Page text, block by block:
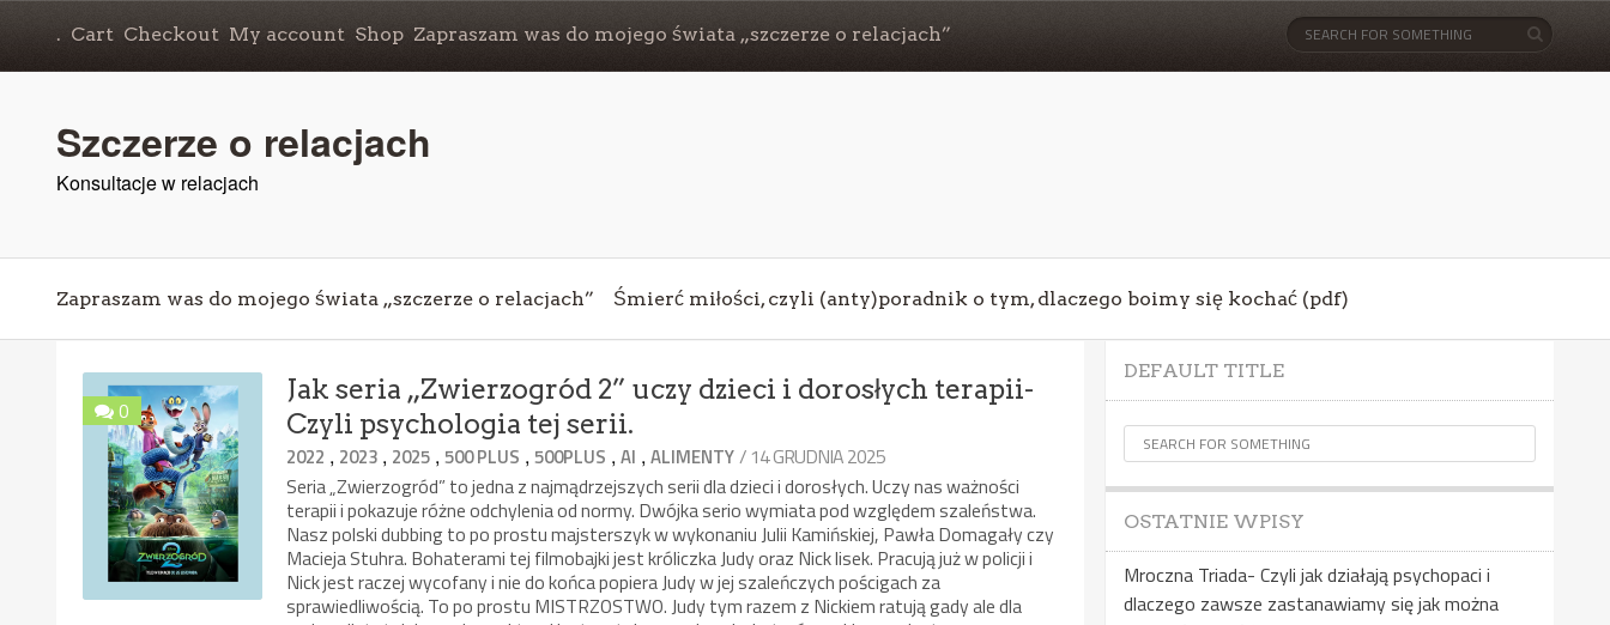
. Cart Checkout My account Shop Zapraszam was do mojego świata „szczerze o relacjach”
Szczerze o relacjach
Konsultacje w relacjach
Zapraszam was do mojego świata „szczerze o relacjach” Śmierć miłości, czyli (anty)poradnik o tym, dlaczego boimy się kochać (pdf)
0
Jak seria „Zwierzogród 2” uczy dzieci i dorosłych terapii-
Czyli psychologia tej serii.
2022 , 2023 , 2025 ,500 PLUS ,500PLUS ,AI ,ALIMENTY/ 14 GRUDNIA 2025
Seria „Zwierzogród” to jedna z najmądrzejszych serii dla dzieci i dorosłych. Uczy nas ważności
terapii i pokazuje różne odchylenia od normy. Dwójka serio wymiata pod względem szaleństwa.
Nasz polski dubbing to po prostu majsterszyk w wykonaniu Julii Kamińskiej, Pawła Domagały czy
Macieja Stuhra. Bohaterami tej filmobajki jest króliczka Judy oraz Nick lisek. Pracują już w policji i
Nick jest raczej wycofany i nie do końca popiera Judy w jej szaleńczych pościgach za
sprawiedliwością. To po prostu MISTRZOSTWO. Judy tym razem z Nickiem ratują gady ale dla
DEFAULT TITLE
OSTATNIE WPISY
Mroczna Triada- Czyli jak działają psychopaci i
dlaczego zawsze zastanawiamy się jak można